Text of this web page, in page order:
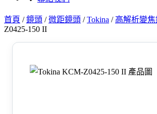
首頁 /鏡頭 /微距鏡頭 /Tokina / 高解析變焦
Z0425-150 II